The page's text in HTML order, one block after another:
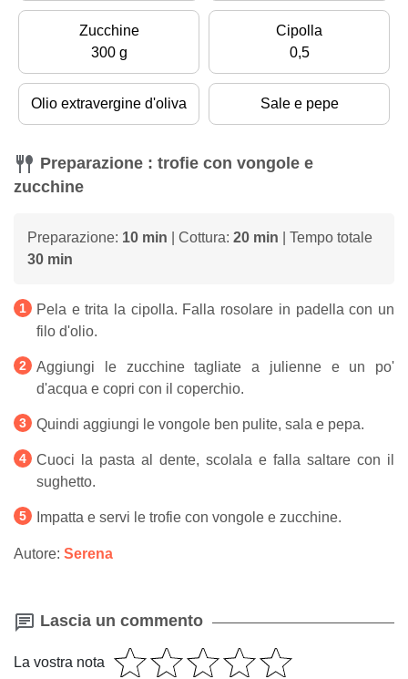
Zucchine
300 g
Cipolla
0,5
Olio extravergine d'oliva Sale e pepe
Preparazione : trofie con vongole e
zucchine
Preparazione: 10 min | Cottura: 20 min | Tempo totale
30 min
Pela e trita la cipolla. Falla rosolare in padella con un
filo d'olio.
Aggiungi le zucchine tagliate a julienne e un po'
d'acqua e copri con il coperchio.
Quindi aggiungi le vongole ben pulite, sala e pepa.
Cuoci la pasta al dente, scolala e falla saltare con il
sughetto.
Impatta e servi le trofie con vongole e zucchine.
Autore: Serena
Lascia un commento
La vostra nota